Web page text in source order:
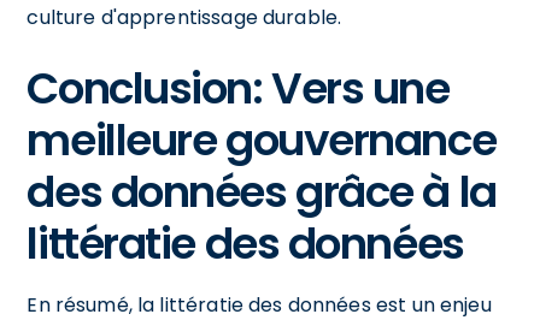
culture d'apprentissage durable.
Conclusion: Vers une
meilleure gouvernance
des données grâce à la
littératie des données
En résumé, la littératie des données est un enjeu